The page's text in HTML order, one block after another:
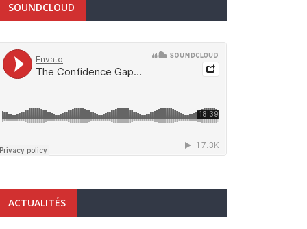
SOUNDCLOUD
ACTUALITÉS